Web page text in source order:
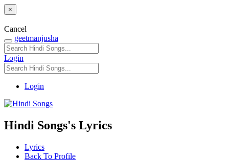
×
Cancel
geetmanjusha
Login
Login
Hindi Songs's Lyrics
Lyrics
Back To Profile